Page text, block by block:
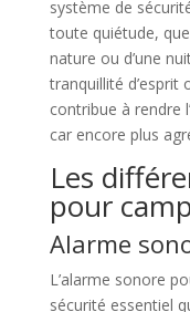
système de
toute quiétude,
nature ou d’une
tranquillité d’esprit
contribue à rendre
car encore plus
Les
pour
Alarme
L’alarme sonore
sécurité essentiel